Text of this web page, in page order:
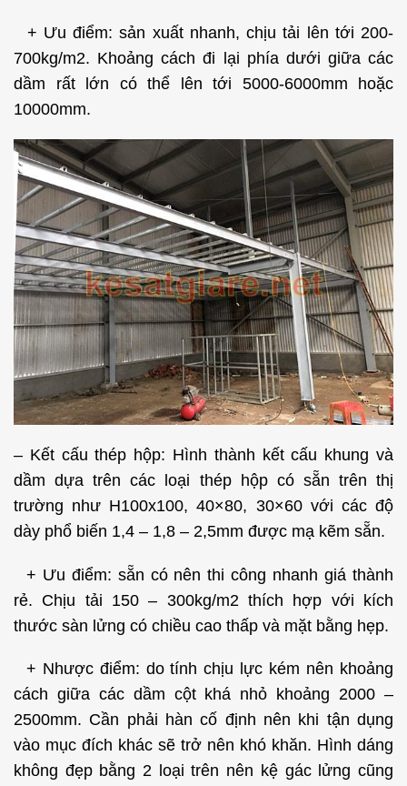
+ Ưu điểm: sản xuất nhanh, chịu tải lên tới 200-
700kg/m2. Khoảng cách đi lại phía dưới giữa các
dầm rất lớn có thể lên tới 5000-6000mm hoặc
10000mm.
– Kết cấu thép hộp: Hình thành kết cấu khung và
dầm dựa trên các loại thép hộp có sẵn trên thị
trường như H100x100, 40×80, 30×60 với các độ
dày phổ biến 1,4 – 1,8 – 2,5mm được mạ kẽm sẵn.
+ Ưu điểm: sẵn có nên thi công nhanh giá thành
rẻ. Chịu tải 150 – 300kg/m2 thích hợp với kích
thước sàn lửng có chiều cao thấp và mặt bằng hẹp.
+ Nhược điểm: do tính chịu lực kém nên khoảng
cách giữa các dầm cột khá nhỏ khoảng 2000 –
2500mm. Cần phải hàn cố định nên khi tận dụng
vào mục đích khác sẽ trở nên khó khăn. Hình dáng
không đẹp bằng 2 loại trên nên kệ gác lửng cũng